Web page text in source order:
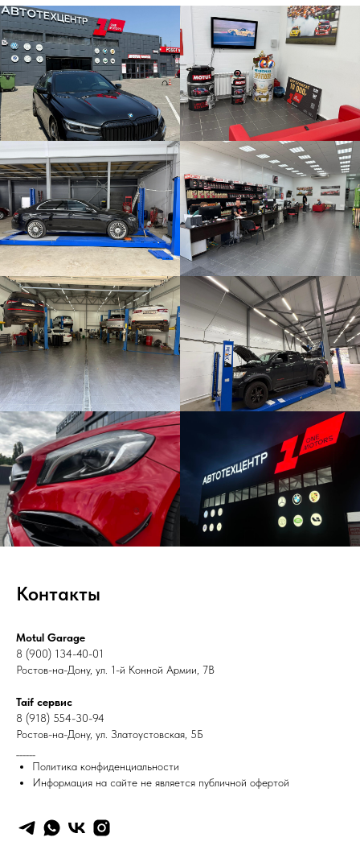
Контакты
Motul Garage
8 (900) 134-40-01
Ростов-на-Дону, ул. 1-й Конной Армии, 7В
Taif сервис
8 (918) 554-30-94
Ростов-на-Дону, ул. Златоустовская, 5Б
Политика конфиденциальности
Информация на сайте не является публичной офертой